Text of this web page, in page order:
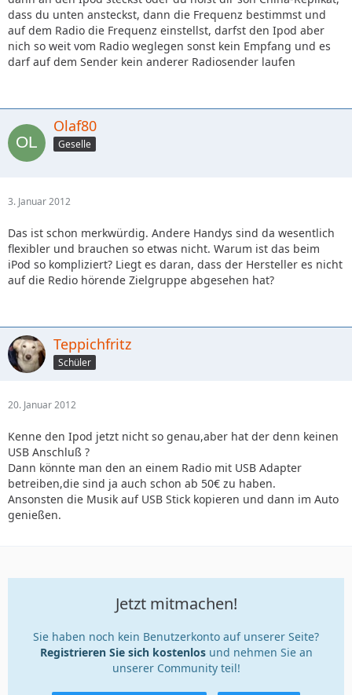
dass du unten ansteckst, dann die Frequenz bestimmst und
auf dem Radio die Frequenz einstellst, darfst den Ipod aber
nich so weit vom Radio weglegen sonst kein Empfang und es
darf auf dem Sender kein anderer Radiosender laufen
Olaf80
Geselle
3. Januar 2012
Das ist schon merkwürdig. Andere Handys sind da wesentlich
flexibler und brauchen so etwas nicht. Warum ist das beim
iPod so kompliziert? Liegt es daran, dass der Hersteller es nicht
auf die Redio hörende Zielgruppe abgesehen hat?
Teppichfritz
Schüler
20. Januar 2012
Kenne den Ipod jetzt nicht so genau,aber hat der denn keinen
USB Anschluß ?
Dann könnte man den an einem Radio mit USB Adapter
betreiben,die sind ja auch schon ab 50€ zu haben.
Ansonsten die Musik auf USB Stick kopieren und dann im Auto
genießen.
Jetzt mitmachen!
Sie haben noch kein Benutzerkonto auf unserer Seite?
Registrieren Sie sich kostenlosund nehmen Sie an
unserer Community teil!